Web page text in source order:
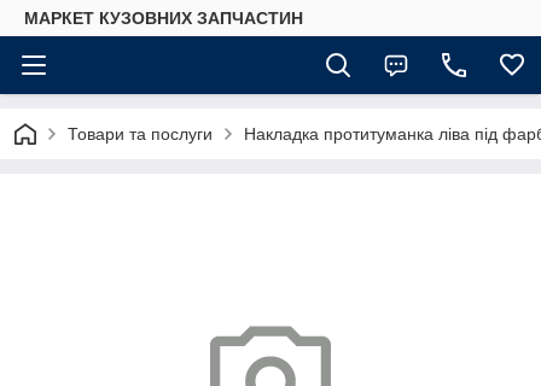
МАРКЕТ КУЗОВНИХ ЗАПЧАСТИН
Товари та послуги Накладка протитуманка ліва під